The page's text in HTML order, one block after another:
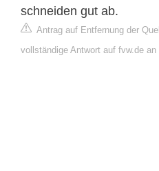
schneiden gut ab.
Antrag auf Entfernung der
vollständige Antwort auf fvw.de an